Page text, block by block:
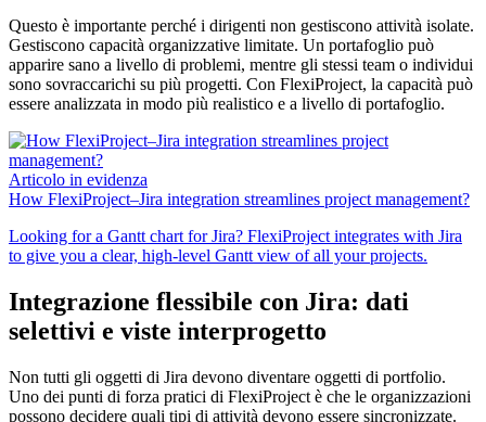
Questo è importante perché i dirigenti non gestiscono attività isolate.
Gestiscono capacità organizzative limitate. Un portafoglio può
apparire sano a livello di problemi, mentre gli stessi team o individui
sono sovraccarichi su più progetti. Con FlexiProject, la capacità può
essere analizzata in modo più realistico e a livello di portafoglio.
Articolo in evidenza
How FlexiProject–Jira integration streamlines project management?
Looking for a Gantt chart for Jira? FlexiProject integrates with Jira
to give you a clear, high-level Gantt view of all your projects.
Integrazione flessibile con Jira: dati
selettivi e viste interprogetto
Non tutti gli oggetti di Jira devono diventare oggetti di portfolio.
Uno dei punti di forza pratici di FlexiProject è che le organizzazioni
possono decidere quali tipi di attività devono essere sincronizzate.